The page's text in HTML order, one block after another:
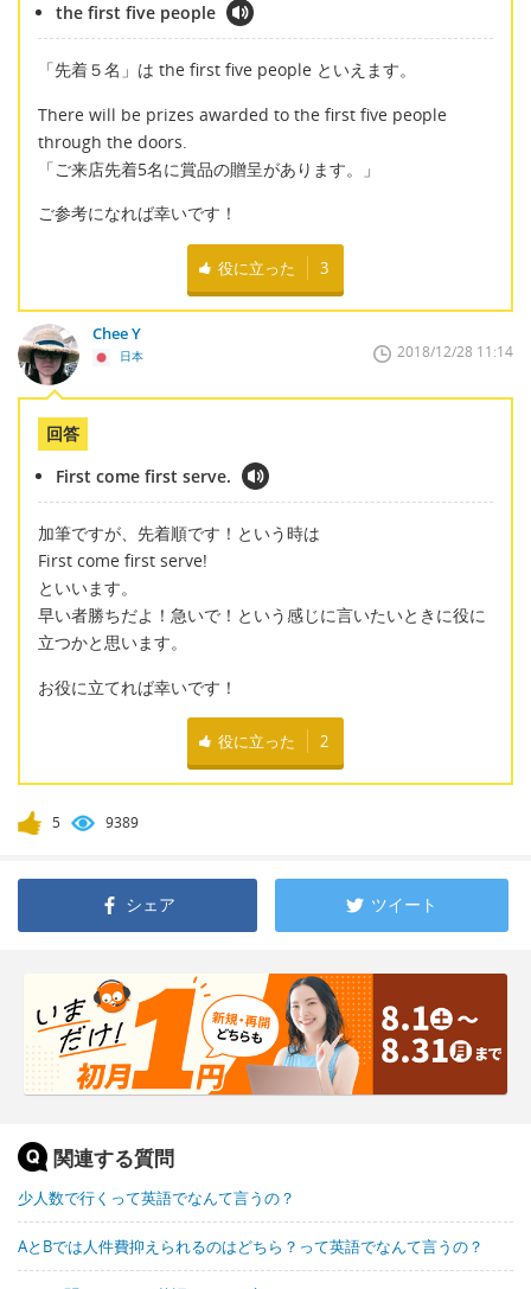
the first five people
「先着５名」は the first five people といえます。
There will be prizes awarded to the first five people
through the doors.
「ご来店先着5名に賞品の贈呈があります。」
ご参考になれば幸いです！
役に立った 3
Chee Y
日本 2018/12/28 11:14
回答
First come first serve.
加筆ですが、先着順です！という時は
First come first serve!
といいます。
早い者勝ちだよ！急いで！という感じに言いたいときに役に
立つかと思います。
お役に立てれば幸いです！
役に立った 2
5 9389
シェア ツイート
関連する質問
少人数で行くって英語でなんて言うの？
AとBでは人件費抑えられるのはどちら？って英語でなんて言うの？